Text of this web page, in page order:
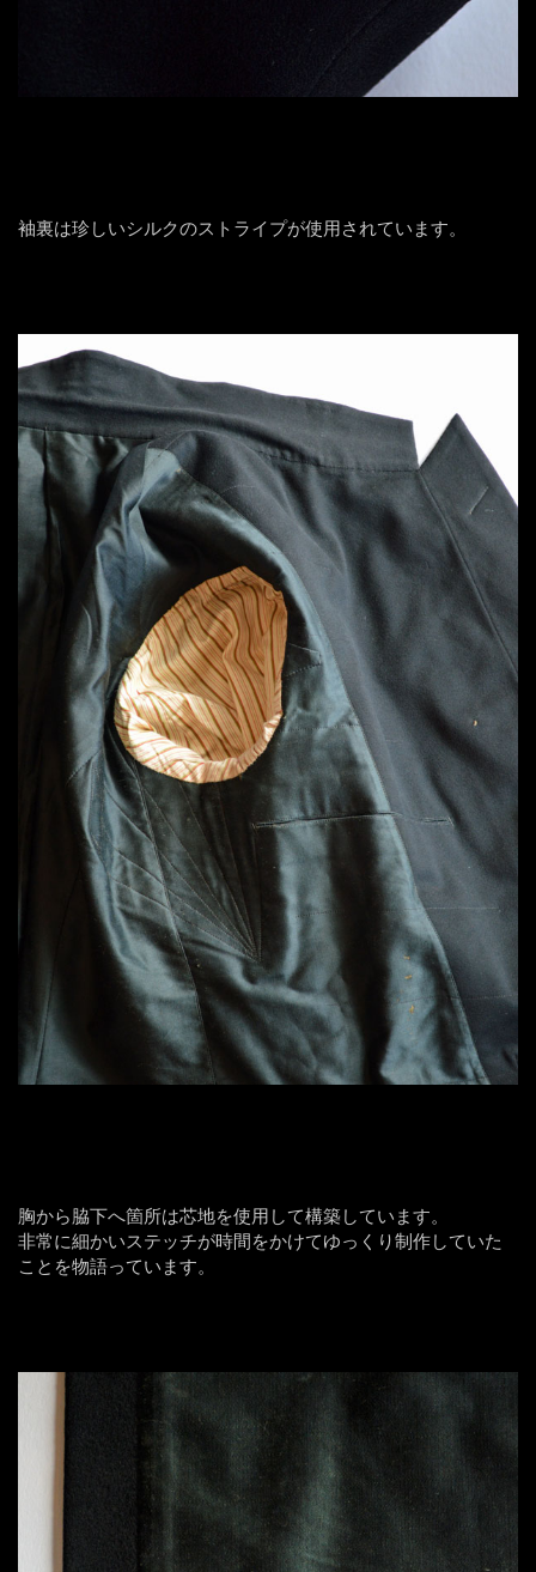
袖裏は珍しいシルクのストライプが使用されています。
胸から脇下へ箇所は芯地を使用して構築しています。
非常に細かいステッチが時間をかけてゆっくり制作していた
ことを物語っています。